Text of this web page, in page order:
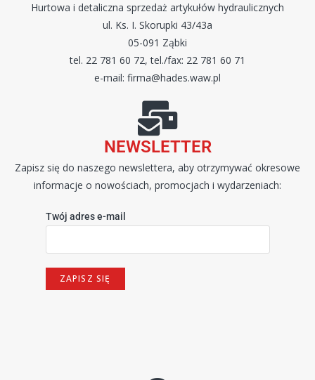
Hurtowa i detaliczna sprzedaż artykułów hydraulicznych
ul. Ks. I. Skorupki 43/43a
05-091 Ząbki
tel. 22 781 60 72, tel./fax: 22 781 60 71
e-mail: firma@hades.waw.pl
NEWSLETTER
Zapisz się do naszego newslettera, aby otrzymywać okresowe
informacje o nowościach, promocjach i wydarzeniach:
Twój adres e-mail